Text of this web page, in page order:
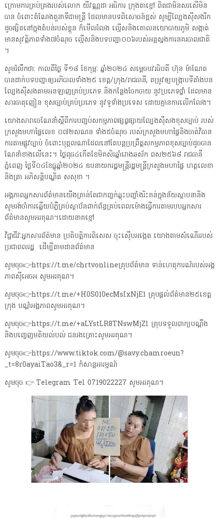
ក្រោមការគ្រប់គ្រងរបស់លោក យីវណ្ណដា អធិការ ក្រុងតាខ្មៅ ពិតជាមិនសរសើមិន
បាន ចំពោះតំណែងតួនាទីជាមន្ត្រី ដែលមានបទពិសោធន៍ខ្ពស់ សូម្បីល្បែងស៊ីសងរីក
ដូចផ្សិតនៅក្នុងតំបន់របស់ខ្លួន ក៏មើលរំលង ល្មើសនិងគោលនយោបាយភូមិ សង្កាត់
មានសុវត្តិភាពទាំង៧ចំណុច ល្មើសនិងបទបញ្ជា០០៦របស់អគ្គស្នងការនគរបាលជាតិ
។
សូមរំលឹកថា: កាលពីថ្ងៃ ទី១៨ ខែកុម្ភៈ ឆ្នាំ២០២៤ សម្តេចបវរធិបតី ហ៊ុន ម៉ាណែត
បានដាក់បទបញ្ជាឲ្យអភិបាលទាំង២៥ ខេត្ត/ក្រុង/រាជធានី, តម្រូវឲ្យបង្រ្កាបទីតាំងបន
ល្បែងស៊ីសងតាមអនឡាញគ្រប់ប្រភេទ និងកន្លែងចែកចាយ នូវប្រភេទថ្នាំ ដែលមាន
សារធាតុញៀន ខុសច្បាប់គ្រប់ប្រភេទ នូវទូទាំងប្រទេស ដោយគ្មានការលើកលែង។
យោងសារាចេណែនាំស្តីពីការបញ្ជប់សកម្មភាពផ្សព្វផ្សាយល្បែងស៊ីសងខុសច្បាប់ របស់
ក្រសួងមហាផ្ទៃលេខ ០៧២សណន ទាំង៥ចំណុច របស់ក្រសួងមហាផ្ទៃនិងចាត់វិធាន
ការតាមផ្លូវច្បាប់ ចំពោះបុគ្គលណាដែលនៅតែបន្តប្រព្រឹត្តសកម្មភាពខុសច្បាប់ដូចបាន
ណែនាំខាងលើនេះ។ ថ្ងៃពុធ៤កើតខែមិគសិរឆ្នាំរោងឆស័ក ពស២៥៦៨ រាជធានី
ភ្នំពេញ ថ្ងៃទី០៤ខែធ្នូឆ្នាំ២០២៤ ឧបនាយករដ្ឋមន្ត្រីរដ្ឋមន្ត្រីក្រសួងមហាផ្ទៃ ហត្ថលេខា
និងត្រា អភិសន្តិបណ្ឌិត សសុខា ។
អង្គភាពអ្នកសារព័ត៌មានយើងគ្រាន់តែជាកញ្ចក់ឆ្លុះបញ្ចាំងរិះគន់ក្នុងន័យស្ថាបនានិង
សូមរង់ចាំការឆ្លើយបំភ្លឺគ្រប់ស្ថាប័នពាក់ព័ន្ធគ្រប់ពេលម៉ោងធ្វើការតាមរបបអ្នកសារ
ព័ត៌មានសូមអរគុណ។ដោយនាគខ្មៅ
វិជ្ជាជីវៈអ្នកសារព័ត៌មាន ប្រតិបត្តិការពិសេស ចុះស៊ើបអង្កេត យោងតាមសំណើររបស់
ប្រជាពលរដ្ឋ ដើម្បីតាមដានព័ត៌មាន
សូមចុច👉https://t.me/chrtvonlineគ្រុបព័ត៌មាន ទាន់ហេតុការណ៍របស់អង្គ
ភាពស៊ីអេចអ សូមអរគុណ។
សូមចុច👉https://t.me/+H0S010ecMsIxNjE1 គ្រុបផ្តល់ព័ត៌មាន២៥ខេត្ត
ក្រុង បណ្តំអង្គភាពសូមអរគុណ។
សូមចុច👉https://t.me/+aLYstLR8TNswMjZl គ្រុបទទួលពាក្យបណ្តឹង
និងបញ្ចេញមតិយល់បល់ ជនរងគ្រោះសូមអរគុណ។
សូមចុច👉https://www.tiktok.com/@savy.chamroeun?
_t=8r0ayaiTao3&_r=1 កំសាន្តអារម្មណ៍
សូមចុច 👉 Telegram Tel 0719022227 សូមអរគុណ។